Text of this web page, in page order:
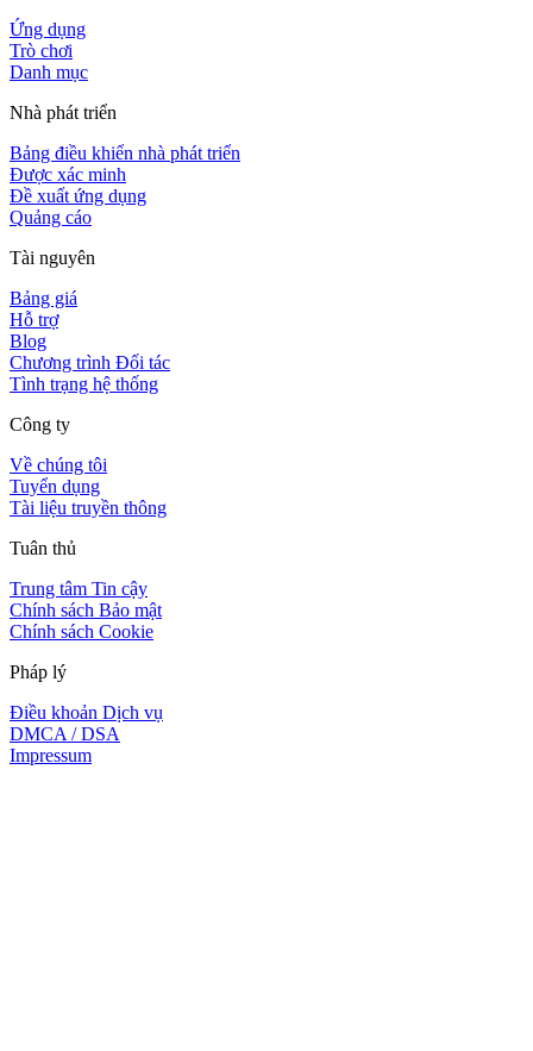
Ứng dụng
Trò chơi
Danh mục
Nhà phát triển
Bảng điều khiển nhà phát triển
Được xác minh
Đề xuất ứng dụng
Quảng cáo
Tài nguyên
Bảng giá
Hỗ trợ
Blog
Chương trình Đối tác
Tình trạng hệ thống
Công ty
Về chúng tôi
Tuyển dụng
Tài liệu truyền thông
Tuân thủ
Trung tâm Tin cậy
Chính sách Bảo mật
Chính sách Cookie
Pháp lý
Điều khoản Dịch vụ
DMCA / DSA
Impressum